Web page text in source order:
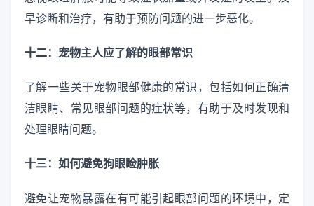
早诊断和治疗，有助于预防问题的进一步恶化。
十二：宠物主人应了解的眼部常识
了解一些关于宠物眼部健康的常识，包括如何正确清
洁眼睛、常见眼部问题的症状等，有助于及时发现和
处理眼睛问题。
十三：如何避免狗眼睑肿胀
避免让宠物暴露在有可能引起眼部问题的环境中，定